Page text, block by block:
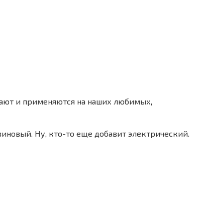
и применяются на наших любимых,
Ну, кто-то еще добавит электрический.